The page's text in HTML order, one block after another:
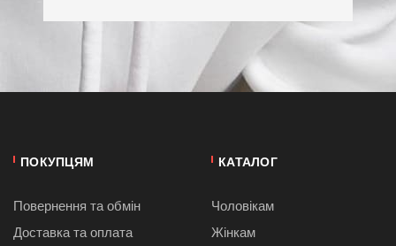
ПОКУПЦЯМ
Повернення та обмін
Доставка та оплата
КАТАЛОГ
Чоловікам
Жінкам